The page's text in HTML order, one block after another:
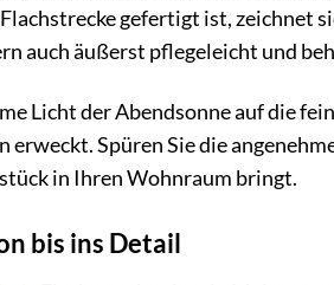
gefertigt ist,
auch äußerst pflegeleicht und
Licht der Abendsonne auf die
erweckt. Spüren Sie die
in Ihren Wohnraum bringt.
bis ins Detail